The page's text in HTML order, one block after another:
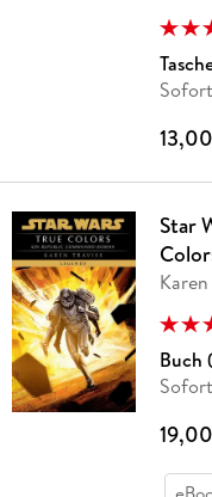
Star
Buch